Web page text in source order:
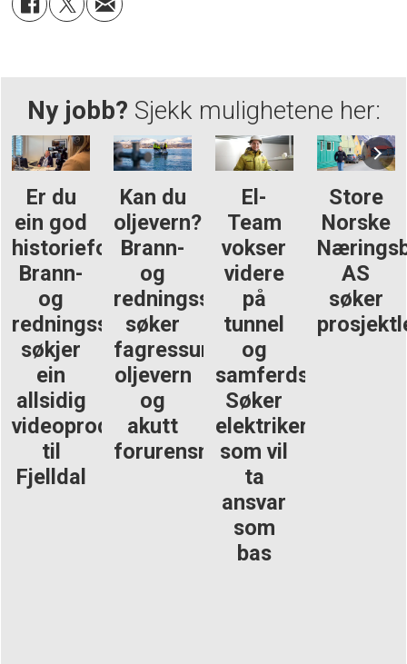
Ny jobb? Sjekk mulighetene her:
Er du
ein god
historieforteljar?
Brann-
og
redningsskulen
søkjer
ein
allsidig
videoprodusent
til
Fjelldal
Kan du
oljevern?
Brann-
og
redningsskolen
søker
fagressurs
oljevern
og
akutt
forurensning
El-
Team
vokser
videre
på
tunnel
og
samferdsel:
Søker
elektrikere
som vil
ta
ansvar
som
bas
Store
Norske
AS
søker